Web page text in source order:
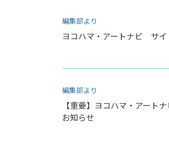
編集部より
ヨコハマ・アートナビ サイ
編集部より
【重要】ヨコハマ・アート
お知らせ